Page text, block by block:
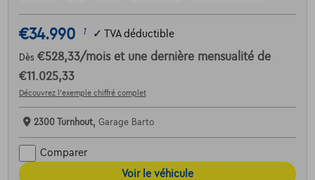
€34.990 1 ✓ TVA déductible
Dès €528,33/mois et une dernière mensualité de
€11.025,33
Découvrez l’exemple chiffré complet
2300 Turnhout, Garage Barto
Comparer
Voir le véhicule